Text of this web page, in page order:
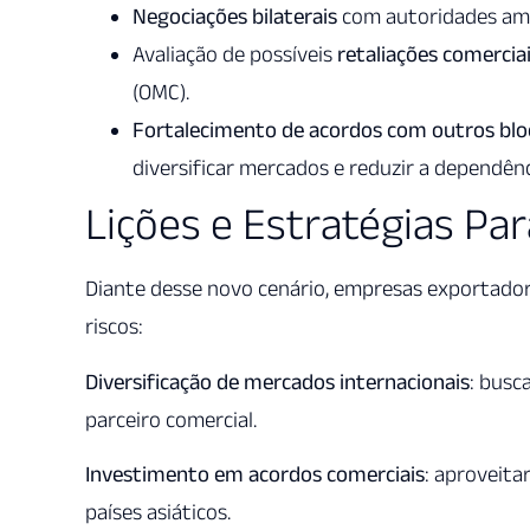
Negociações bilaterais com autoridades
Avaliação de possíveis retaliações
(OMC).
Fortalecimento de acordos com outros
diversificar mercados e reduzir a
Lições e Estratégias
Diante desse novo cenário, empresas
riscos:
Diversificação de mercados internacionais:
parceiro comercial.
Investimento em acordos comerciais:
países asiáticos.